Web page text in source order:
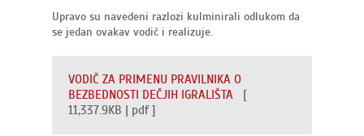
Upravo su navedeni razlozi kulminirali odlukom da
se jedan ovakav vodič i realizuje.
VODIČ ZA PRIMENU PRAVILNIKA O
BEZBEDNOSTI DEČJIH IGRALIŠTA [
11,337.9KB | pdf ]